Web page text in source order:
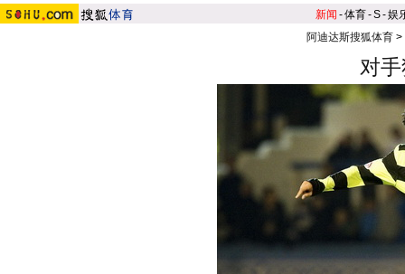
新闻 -体育-S-娱
阿迪达斯搜狐体育>
对